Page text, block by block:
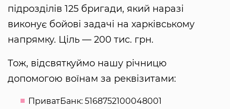
підрозділів 125 бригади, який наразі
виконує бойові задачі на харківському
напрямку. Ціль — 200 тис. грн.
Тож, відсвяткуймо нашу річницю
допомогою воїнам за реквізитами:
ПриватБанк: 5168752100048001